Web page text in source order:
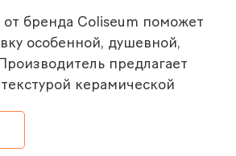
бренда Coliseum поможет
особенной, душевной,
предлагает
керамической
материала.
этой плитки были